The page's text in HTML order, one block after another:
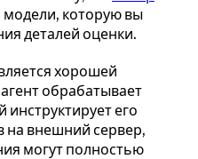
модели, которую вы
деталей оценки.
хорошей
обрабатывает
его
на внешний сервер,
могут полностью